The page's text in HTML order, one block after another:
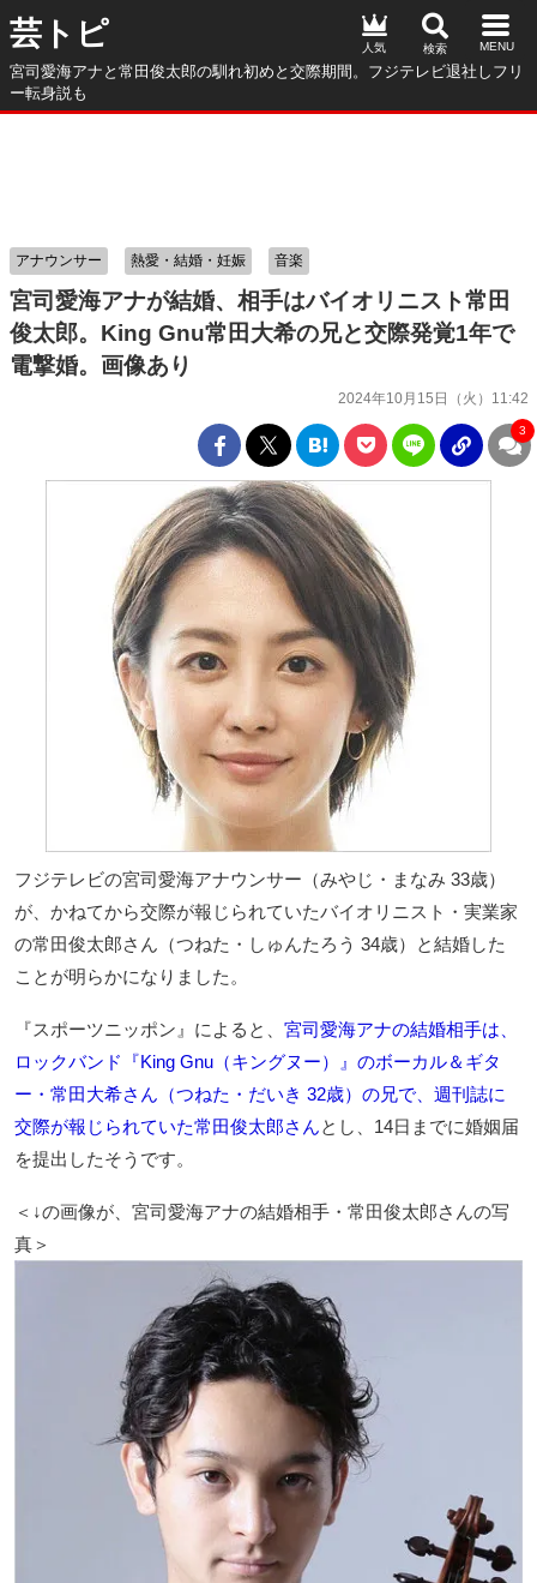
芸トピ
宮司愛海アナと常田俊太郎の馴れ初めと交際期間。フジテレビ退社しフリ
ー転身説も
人気
宮司愛海アナが結婚、相手はバイオリニスト常田
俊太郎。King Gnu常田大希の兄と交際発覚1年で
電撃婚。画像あり
2024年10月15日（火）11:42
アナウンサー 熱愛・結婚・妊娠 音楽
3
フジテレビの宮司愛海アナウンサー（みやじ・まなみ 33歳）
が、かねてから交際が報じられていたバイオリニスト・実業家
の常田俊太郎さん（つねた・しゅんたろう 34歳）と結婚した
ことが明らかになりました。
『スポーツニッポン』によると、 宮司愛海アナの結婚相手は、
ロックバンド『King Gnu（キングヌー）』のボーカル＆ギタ
ー・常田大希さん（つねた・だいき 32歳）の兄で、週刊誌に
交際が報じられていた常田俊太郎さんとし、14日までに婚姻届
を提出したそうです。
＜↓の画像が、宮司愛海アナの結婚相手・常田俊太郎さんの写
真＞